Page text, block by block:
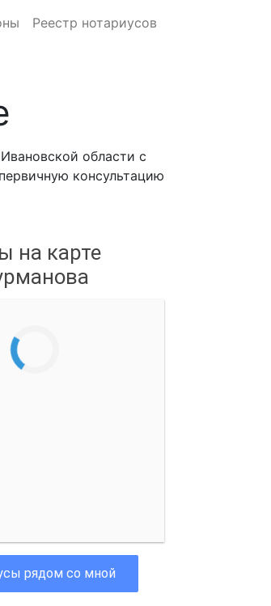
Реестр нотариусов
области с
консультацию
на карте
рядом со мной